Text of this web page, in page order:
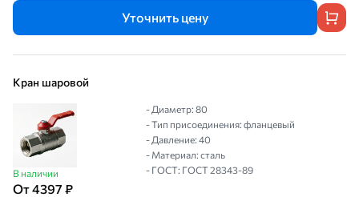
Уточнить цену
Кран шаровой
В наличии
От 4397 ₽
- Диаметр: 80
- Тип присоединения: фланцевый
- Давление: 40
- Материал: сталь
- ГОСТ: ГОСТ 28343-89